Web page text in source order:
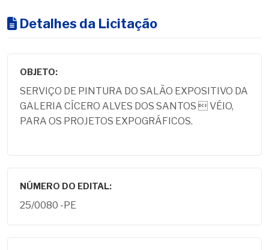
Detalhes da Licitação
OBJETO:
SERVIÇO DE PINTURA DO SALÃO EXPOSITIVO DA
GALERIA CÍCERO ALVES DOS SANTOS  VÉIO,
PARA OS PROJETOS EXPOGRÁFICOS.
NÚMERO DO EDITAL:
25/0080 -PE